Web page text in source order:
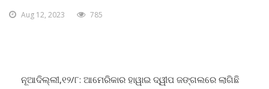
Aug 12, 2023 785
ନୂଆଦିଲ୍ଲୀ,୧୨/୮: ଆମେରିକାର ହାୱାଇ ଦ୍ୱୀପ ଜଙ୍ଗଲରେ ଲାଗିଛି